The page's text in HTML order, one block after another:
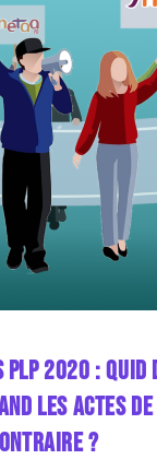
PLP 2020 : QUID
LES ACTES
?